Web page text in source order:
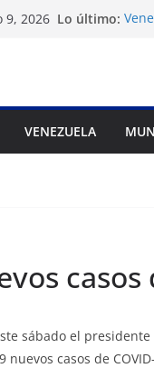
9, 2026 Lo último:
VENEZUELA
casos
sábado el
nuevos casos de